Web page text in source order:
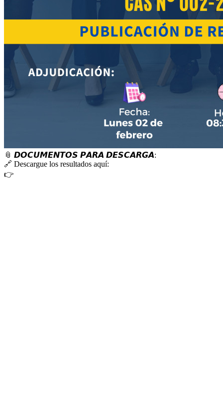
📎 𝘿𝙊𝘾𝙐𝙈𝙀𝙉𝙏𝙊𝙎 𝙋𝘼𝙍𝘼 𝘿𝙀𝙎𝘾𝘼𝙍𝙂𝘼:
🔗 Descargue los resultados aquí:
👉